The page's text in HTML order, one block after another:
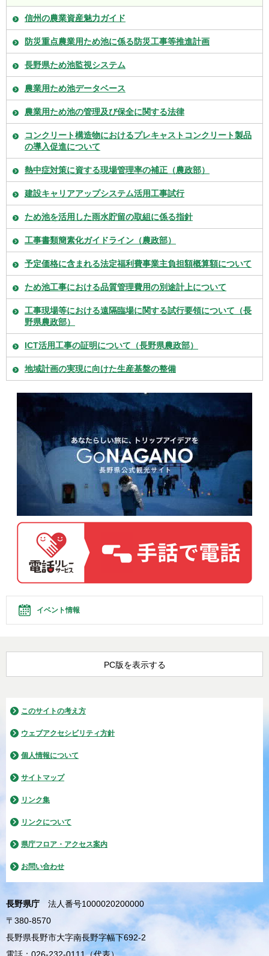
信州の農業資産魅力ガイド
防災重点農業用ため池に係る防災工事等推進計画
長野県ため池監視システム
農業用ため池データベース
農業用ため池の管理及び保全に関する法律
コンクリート構造物におけるプレキャストコンクリート製品
の導入促進について
熱中症対策に資する現場管理率の補正（農政部）
建設キャリアアップシステム活用工事試行
ため池を活用した雨水貯留の取組に係る指針
工事書類簡素化ガイドライン（農政部）
予定価格に含まれる法定福利費事業主負担額概算額について
ため池工事における品質管理費用の別途計上について
工事現場等における遠隔臨場に関する試行要領について（長
野県農政部）
ICT活用工事の証明について（長野県農政部）
地域計画の実現に向けた生産基盤の整備
イベント情報
PC版を表示する
このサイトの考え方
ウェブアクセシビリティ方針
個人情報について
サイトマップ
リンク集
リンクについて
県庁フロア・アクセス案内
お問い合わせ
長野県庁
法人番号1000020200000
〒380-8570
長野県長野市大字南長野字幅下692-2
電話：026-232-0111（代表）